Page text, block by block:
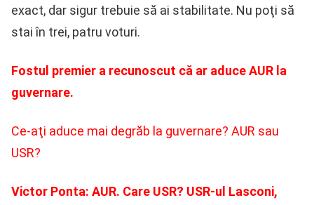
exact, dar sigur trebuie să ai stabilitate. Nu poţi să
stai în trei, patru voturi.
Fostul premier a recunoscut că ar aduce AUR la
guvernare.
Ce-aţi aduce mai degrăb la guvernare? AUR sau
USR?
Victor Ponta: AUR. Care USR? USR-ul Lasconi,